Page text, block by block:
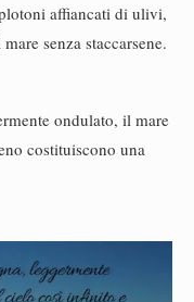
affiancati di ulivi,
senza staccarsene.
ondulato, il mare
costituiscono una